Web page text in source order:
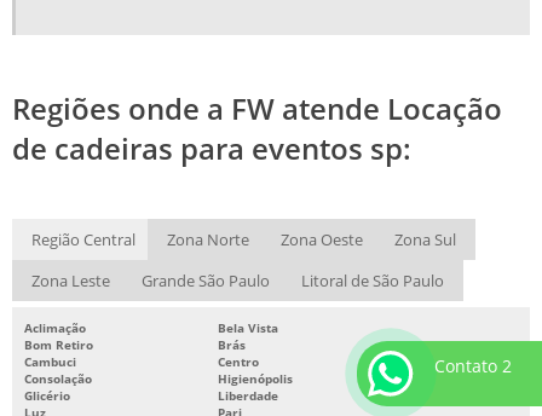
Regiões onde a FW atende Locação
de cadeiras para eventos sp:
Região Central Zona Norte Zona Oeste
Zona Sul
Zona Leste
Grande São Paulo Litoral de São Paulo
Aclimação
Bela Vista
Bom Retiro
Brás
Cambuci
Centro
Consolação
Higienópolis
Glicério
Liberdade
Luz
Pari
Contato 2